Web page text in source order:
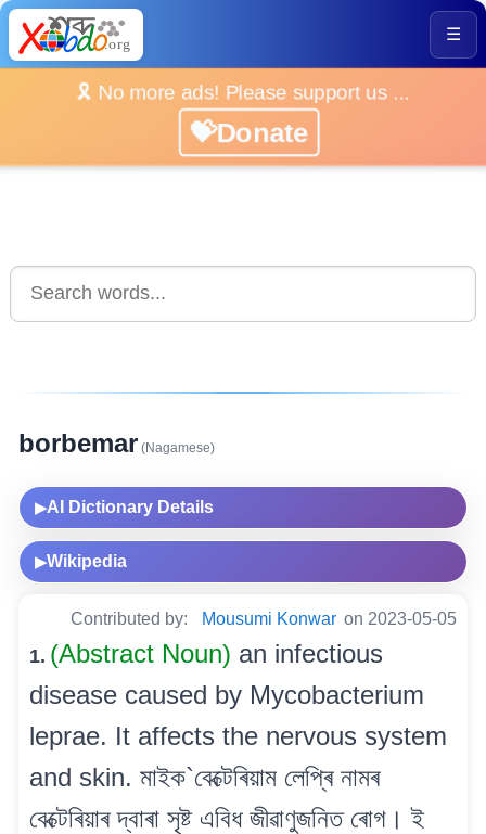
☰
🎗️ No more ads! Please support us ...
💝Donate
borbemar (Nagamese)
▶AI Dictionary Details
▶Wikipedia
Contributed by: Mousumi Konwar on 2023-05-05
1. (Abstract Noun) an infectious
disease caused by Mycobacterium
leprae. It affects the nervous system
and skin. মাইক`বেক্টেৰিয়াম লেপ্ৰি নামৰ
বেক্টেৰিয়াৰ দ্বাৰা সৃষ্ট এবিধ জীৱাণুজনিত ৰোগ। ই